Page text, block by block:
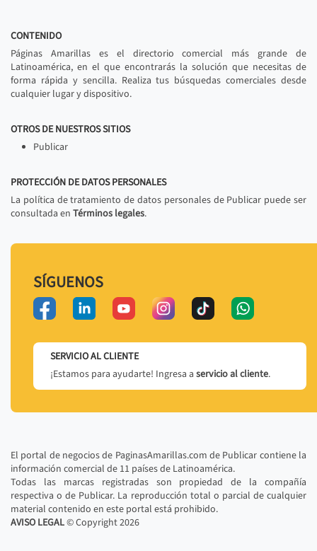
CONTENIDO
Páginas Amarillas es el directorio comercial más grande de
Latinoamérica, en el que encontrarás la solución que necesitas de
forma rápida y sencilla. Realiza tus búsquedas comerciales desde
cualquier lugar y dispositivo.
OTROS DE NUESTROS SITIOS
Publicar
PROTECCIÓN DE DATOS PERSONALES
La política de tratamiento de datos personales de Publicar puede ser
consultada en Términos legales.
SÍGUENOS
SERVICIO AL CLIENTE
¡Estamos para ayudarte! Ingresa a servicio al cliente.
El portal de negocios de PaginasAmarillas.com de Publicar contiene la
información comercial de 11 países de Latinoamérica.
Todas las marcas registradas son propiedad de la compañía
respectiva o de Publicar. La reproducción total o parcial de cualquier
material contenido en este portal está prohibido.
AVISO LEGAL© Copyright2026